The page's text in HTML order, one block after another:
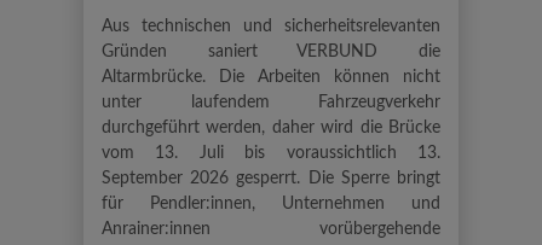
Aus technischen und sicherheitsrelevanten
Gründen saniert VERBUND die
Altarmbrücke. Die Arbeiten können nicht
unter laufendem Fahrzeugverkehr
durchgeführt werden, daher wird die Brücke
vom 13. Juli bis voraussichtlich 13.
September 2026 gesperrt. Die Sperre bringt
für Pendler:innen, Unternehmen und
Anrainer:innen vorübergehende